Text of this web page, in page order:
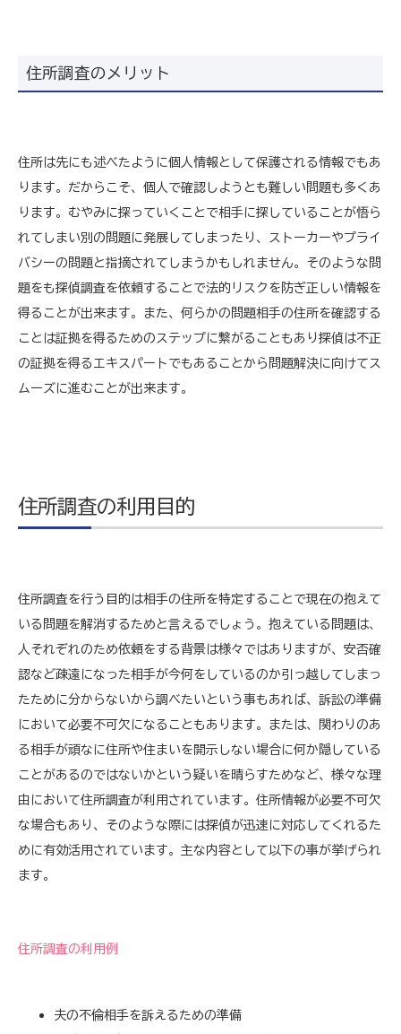
住所調査のメリット
住所は先にも述べたように個人情報として保護される情報でもあ
ります。だからこそ、個人で確認しようとも難しい問題も多くあ
ります。むやみに探っていくことで相手に探していることが悟ら
れてしまい別の問題に発展してしまったり、ストーカーやプライ
バシーの問題と指摘されてしまうかもしれません。そのような問
題をも探偵調査を依頼することで法的リスクを防ぎ正しい情報を
得ることが出来ます。また、何らかの問題相手の住所を確認する
ことは証拠を得るためのステップに繋がることもあり探偵は不正
の証拠を得るエキスパートでもあることから問題解決に向けてス
ムーズに進むことが出来ます。
住所調査の利用目的
住所調査を行う目的は相手の住所を特定することで現在の抱えて
いる問題を解消するためと言えるでしょう。抱えている問題は、
人それぞれのため依頼をする背景は様々ではありますが、安否確
認など疎遠になった相手が今何をしているのか引っ越してしまっ
たために分からないから調べたいという事もあれば、訴訟の準備
において必要不可欠になることもあります。または、関わりのあ
る相手が頑なに住所や住まいを開示しない場合に何か隠している
ことがあるのではないかという疑いを晴らすためなど、様々な理
由において住所調査が利用されています。住所情報が必要不可欠
な場合もあり、そのような際には探偵が迅速に対応してくれるた
めに有効活用されています。主な内容として以下の事が挙げられ
ます。
住所調査の利用例
夫の不倫相手を訴えるための準備